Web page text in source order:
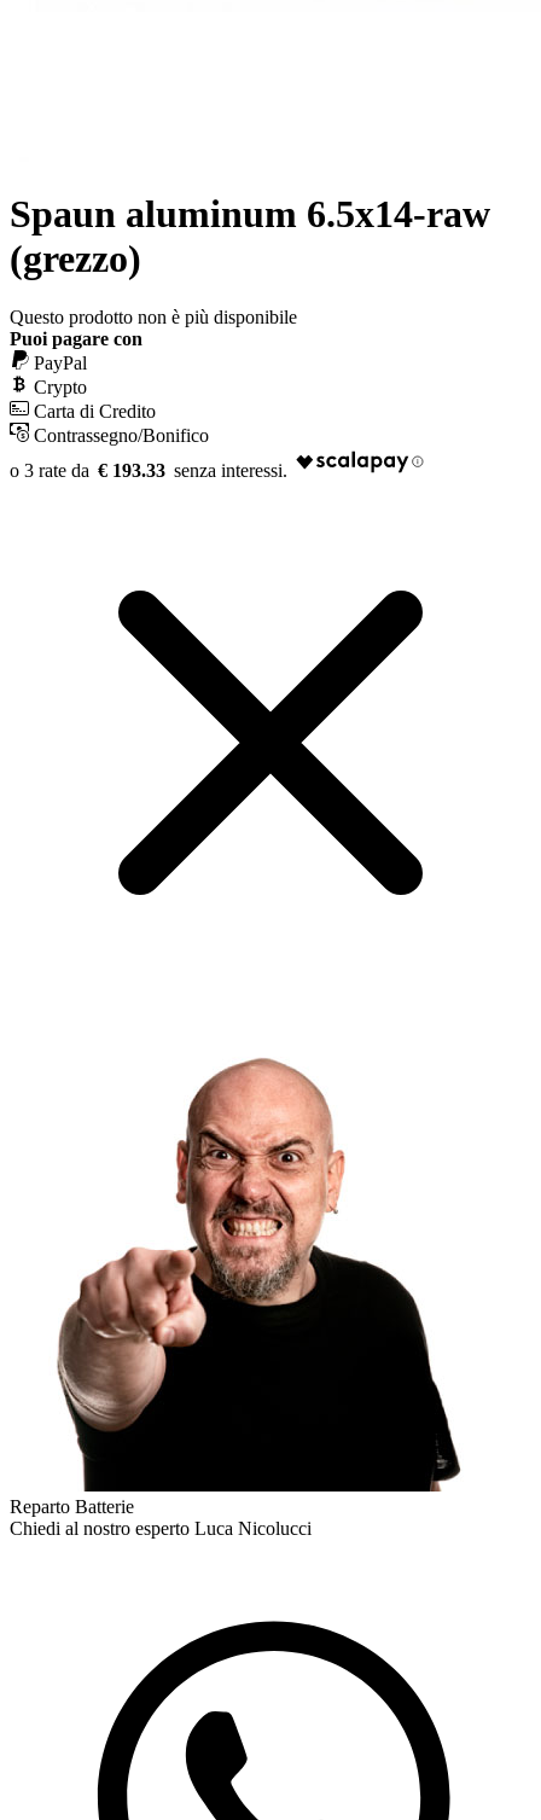
Spaun aluminum 6.5x14-raw
(grezzo)
Questo prodotto non è più disponibile
Puoi pagare con
PayPal
Crypto
Carta di Credito
Contrassegno/Bonifico
€ 193.33
Reparto Batterie
Chiedi al nostro esperto Luca Nicolucci